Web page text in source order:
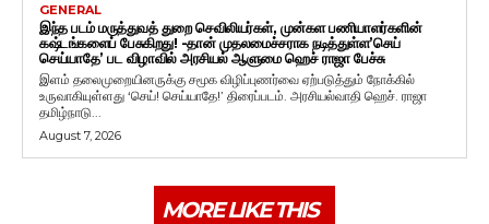
GENERAL
இந்த படம் மருத்துவத் துறை செவிலியர்கள், முன்கள பணியாளர்களின்
கஷ்டங்களைப் பேசுகிறது! -தான் முதலமைச்சராக நடித்துள்ள’செய்
செய்யாதே’ பட விழாவில் அரசியல் ஆளுமை ஹெச் ராஜா பேச்சு
இளம் தலைமுறையினருக்கு சமூக விழிப்புணர்வை ஏற்படுத்தும் நோக்கில்
உருவாகியுள்ளது ‘செய்! செய்யாதே!’ திரைப்படம். அரசியல்வாதி ஹெச். ராஜா
தமிழ்நாடு...
August 7, 2026
MORE LIKE THIS